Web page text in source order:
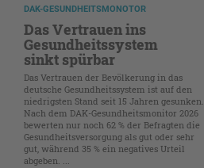
DAK-GESUNDHEITSMONOTOR
Das Vertrauen ins
Gesundheitssystem
sinkt spürbar
Das Vertrauen der Bevölkerung in das
deutsche Gesundheitssystem ist auf den
niedrigsten Stand seit 15 Jahren gesunken.
Nach dem DAK-Gesundheitsmonitor 2026
bewerten nur noch 62 % der Befragten die
Gesundheitsversorgung als gut oder sehr
gut, während 35 % ein negatives Urteil
abgeben. ...